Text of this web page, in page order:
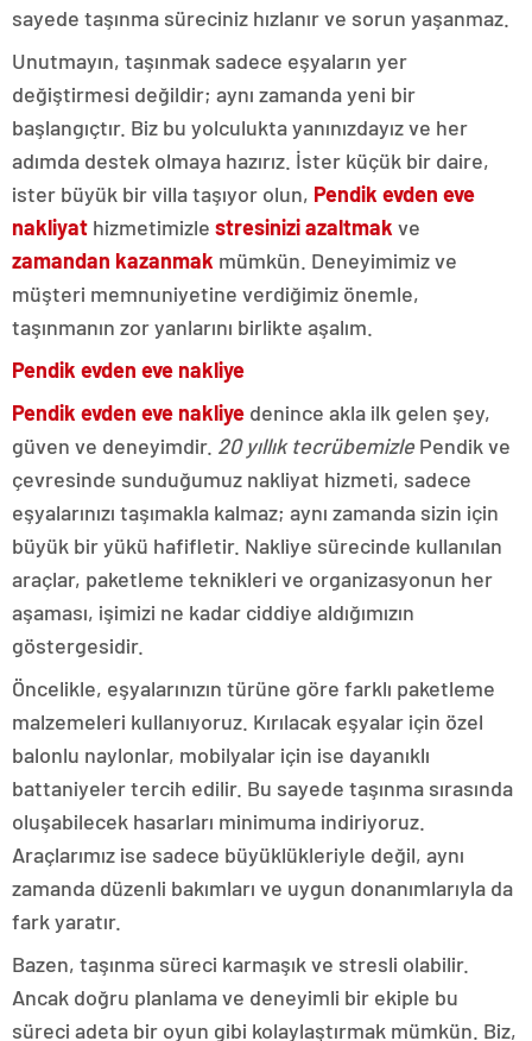
sayede taşınma süreciniz hızlanır ve sorun yaşanmaz.
Unutmayın, taşınmak sadece eşyaların yer
değiştirmesi değildir; aynı zamanda yeni bir
başlangıçtır. Biz bu yolculukta yanınızdayız ve her
adımda destek olmaya hazırız. İster küçük bir daire,
ister büyük bir villa taşıyor olun, Pendik evden eve
nakliyat hizmetimizle stresinizi azaltmak ve
zamandan kazanmak mümkün. Deneyimimiz ve
müşteri memnuniyetine verdiğimiz önemle,
taşınmanın zor yanlarını birlikte aşalım.
Pendik evden eve nakliye
Pendik evden eve nakliye denince akla ilk gelen şey,
güven ve deneyimdir. 20 yıllık tecrübemizle Pendik ve
çevresinde sunduğumuz nakliyat hizmeti, sadece
eşyalarınızı taşımakla kalmaz; aynı zamanda sizin için
büyük bir yükü hafifletir. Nakliye sürecinde kullanılan
araçlar, paketleme teknikleri ve organizasyonun her
aşaması, işimizi ne kadar ciddiye aldığımızın
göstergesidir.
Öncelikle, eşyalarınızın türüne göre farklı paketleme
malzemeleri kullanıyoruz. Kırılacak eşyalar için özel
balonlu naylonlar, mobilyalar için ise dayanıklı
battaniyeler tercih edilir. Bu sayede taşınma sırasında
oluşabilecek hasarları minimuma indiriyoruz.
Araçlarımız ise sadece büyüklükleriyle değil, aynı
zamanda düzenli bakımları ve uygun donanımlarıyla da
fark yaratır.
Bazen, taşınma süreci karmaşık ve stresli olabilir.
Ancak doğru planlama ve deneyimli bir ekiple bu
süreci adeta bir oyun gibi kolaylaştırmak mümkün. Biz,